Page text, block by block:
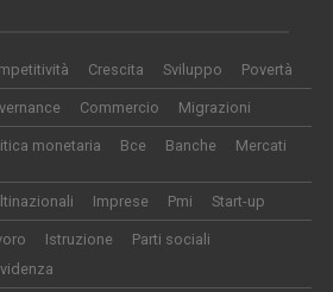
Crescita Sviluppo Povertà
Commercio Migrazioni
monetaria Bce Banche Mercati
Imprese Pmi Start-up
Istruzione
Parti sociali